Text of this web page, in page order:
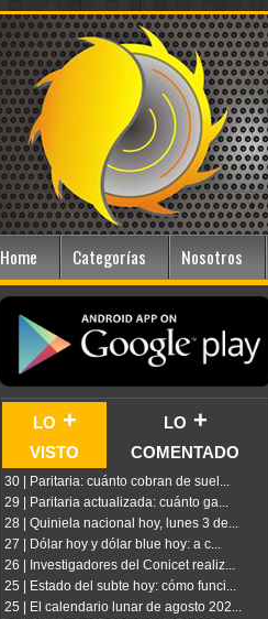
Home Categorías Nosotros
lo +
visto
lo +
comentado
30 | Paritaria: cuánto cobran de suel...
29 | Paritaria actualizada: cuánto ga...
28 | Quiniela nacional hoy, lunes 3 de...
27 | Dólar hoy y dólar blue hoy: a c...
26 | Investigadores del Conicet realiz...
25 | Estado del subte hoy: cómo funci...
25 | El calendario lunar de agosto 202...